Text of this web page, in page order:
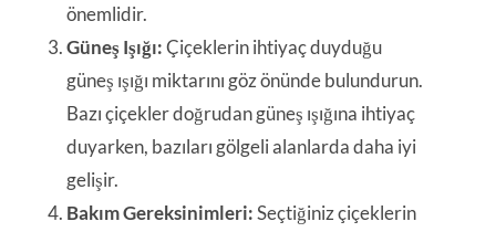
önemlidir.
Güneş Işığı:Çiçeklerin ihtiyaç duyduğu
güneş ışığı miktarını göz önünde bulundurun.
Bazı çiçekler doğrudan güneş ışığına ihtiyaç
duyarken, bazıları gölgeli alanlarda daha iyi
gelişir.
Bakım Gereksinimleri:Seçtiğiniz çiçeklerin